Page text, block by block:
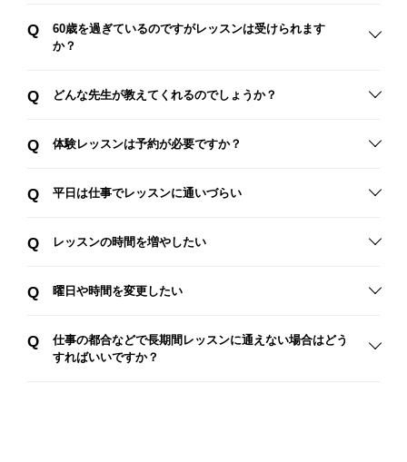
Q
60歳を過ぎているのですがレッスンは受けられます
か？
Q どんな先生が教えてくれるのでしょうか？
Q 体験レッスンは予約が必要ですか？
Q 平日は仕事でレッスンに通いづらい
Q レッスンの時間を増やしたい
Q 曜日や時間を変更したい
Q
仕事の都合などで長期間レッスンに通えない場合はどう
すればいいですか？